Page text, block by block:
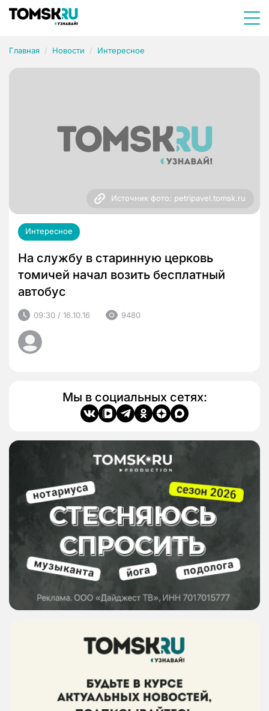
Главная Новости Интересное
Источник фото: petripavel.tomsk.ru
Интересное
На службу в старинную церковь
томичей начал возить бесплатный
автобус
09:30 / 16.10.16 9480
Мы в социальных сетях: